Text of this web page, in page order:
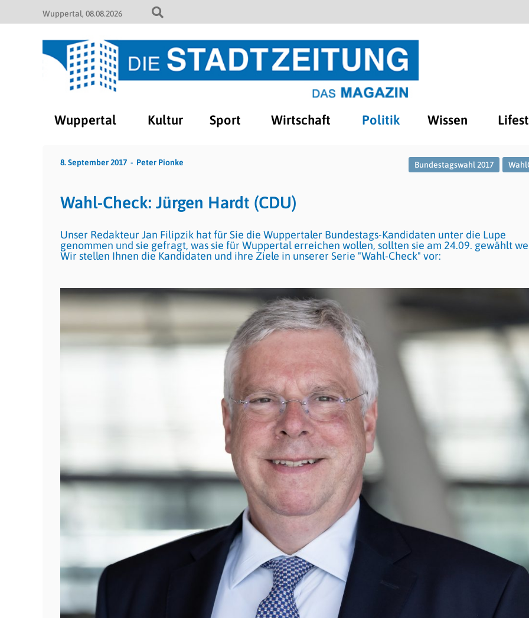
Wuppertal 08.08.2026
Wuppertal Kultur Sport Wirtschaft Politik Wissen
8. September 2017 Peter Pionke Bundestagswahl 2017
Wahl-Check: Jürgen Hardt (CDU)
Unser Redakteur Jan Filipzik hat für Sie die Wuppertaler Bundestags-Kandidaten unter die Lupe
genommen und sie gefragt, was sie für Wuppertal erreichen wollen, sollten sie am 24.09. gewählt
Wir stellen Ihnen die Kandidaten und ihre Ziele in unserer Serie "Wahl-Check" vor: